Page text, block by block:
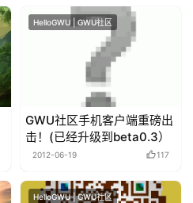
HelloGWU | GWU社区
GWU社区手机客户端重磅出
击！(已经升级到beta0.3）
2012-06-19 117
HelloGWU | GWU社区